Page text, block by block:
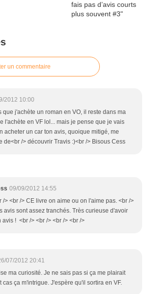
un commentaire
2012 10:00
que j'achète un roman en VO, il reste dans ma
l'achète en VF lol... mais je pense que je vais
acheter un car ton avis, quoique mitigé, me
de<br /> découvrir Travis :)<br /> Bisous Cess
09/09/2012 14:55
/> <br /> CE livre on aime ou on l'aime pas. <br />
avis sont assez tranchés. Très curieuse d'avoir
avis ! <br /> <br /> <br /> <br />
07/2012 20:41
ma curiosité. Je ne sais pas si ça me plairait
cas ça m'intrigue. J'espère qu'il sortira en VF.